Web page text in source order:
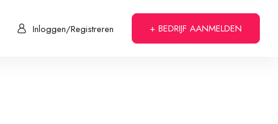
Inloggen/Registreren + BEDRIJF AANMELDEN